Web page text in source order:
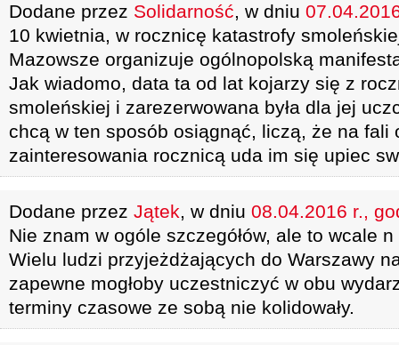
Dodane przez Solidarność, w dniu
10 kwietnia, w rocznicę katastrofy
Mazowsze organizuje ogólnopolską
Jak wiadomo, data ta od lat kojarzy się z
smoleńskiej i zarezerwowana była dla jej
chcą w ten sposób osiągnąć, liczą, że na fali
zainteresowania rocznicą uda im się upiec
Dodane przez Jątek, w dniu 08.04.2016 r.,
Nie znam w ogóle szczegółów, ale to wcale n
Wielu ludzi przyjeżdżających do Warszawy
zapewne mogłoby uczestniczyć w obu
terminy czasowe ze sobą nie kolidowały.